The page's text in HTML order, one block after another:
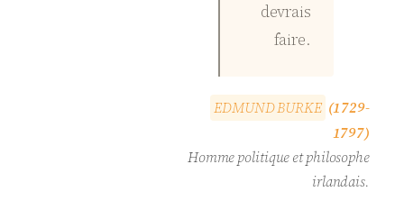
devrais
faire.
EDMUNDBURKE (1729-
1797)
Homme politique et philosophe
irlandais.